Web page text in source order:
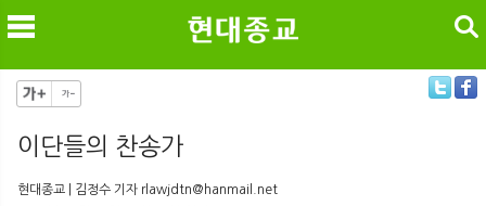
검색
이단들의 찬송가
현대종교 | 김정수 기자 rlawjdtn@hanmail.net